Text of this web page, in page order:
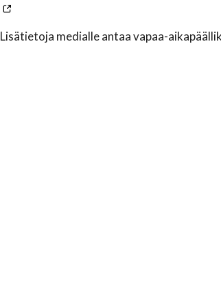
Lisätietoja medialle antaa vapaa-